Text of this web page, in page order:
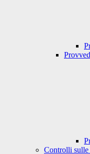
Controlli sulle